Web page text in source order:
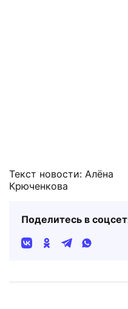
Текст новости: Алёна
Крюченкова
Поделитесь в